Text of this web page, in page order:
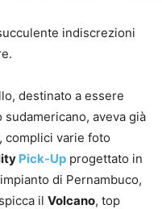
indiscrezioni
destinato a essere
aveva già
complici varie foto
Pick-Up progettato in
di Pernambuco,
il Volcano, top